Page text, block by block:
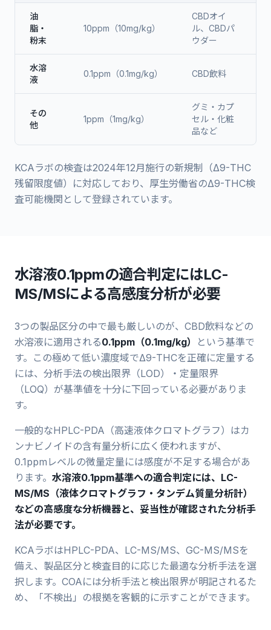
油
脂・
粉末
10ppm（10mg/kg）
CBDオイ
ル、CBDパ
ウダー
水溶
液
0.1ppm（0.1mg/kg） CBD飲料
その
他
1ppm（1mg/kg）
グミ・カプ
セル・化粧
品など
KCAラボの検査は2024年12月施行の新規制（Δ9-THC
残留限度値）に対応しており、厚生労働省のΔ9-THC検
査可能機関として登録されています。
水溶液0.1ppmの適合判定にはLC-
MS/MSによる高感度分析が必要
3つの製品区分の中で最も厳しいのが、CBD飲料などの
水溶液に適用される0.1ppm（0.1mg/kg）
という基準で
す。この極めて低い濃度域でΔ9-THCを正確に定量する
には、分析手法の検出限界（LOD）・定量限界
（LOQ）が基準値を十分に下回っている必要がありま
す。
一般的なHPLC-PDA（高速液体クロマトグラフ）はカ
ンナビノイドの含有量分析に広く使われますが、
0.1ppmレベルの微量定量には感度が不足する場合があ
ります。 水溶液0.1ppm基準への適合判定には、LC-
MS/MS（液体クロマトグラフ・タンデム質量分析計）
などの高感度な分析機器と、妥当性が確認された分析手
法が必要です。
KCAラボはHPLC-PDA、LC-MS/MS、GC-MS/MSを
備え、製品区分と検査目的に応じた最適な分析手法を選
択します。COAには分析手法と検出限界が明記されるた
め、「不検出」の根拠を客観的に示すことができます。